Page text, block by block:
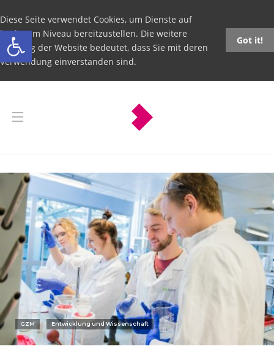
Open toolbar
Diese Seite verwendet Cookies, um Dienste auf
höchstem Niveau bereitzustellen. Die weitere
Nutzung der Website bedeutet, dass Sie mit deren
Verwendung einverstanden sind.
Got it!
GZM Entwicklung und Wissenschaft